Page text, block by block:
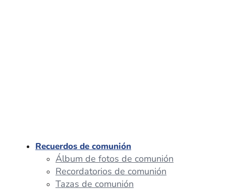
Recuerdos de comunión
Álbum de fotos de comunión
Recordatorios de comunión
Tazas de comunión